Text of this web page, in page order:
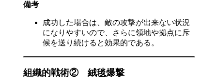
備考
成功した場合は、敵の攻撃が出来ない状況
になりやすいので、さらに領地や拠点に斥
候を送り続けると効果的である。
組織的戦術② 絨毯爆撃